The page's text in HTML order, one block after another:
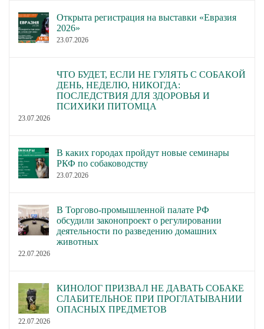
Открыта регистрация на выставки «Евразия
2026»
23.07.2026
ЧТО БУДЕТ, ЕСЛИ НЕ ГУЛЯТЬ С СОБАКОЙ
ДЕНЬ, НЕДЕЛЮ, НИКОГДА:
ПОСЛЕДСТВИЯ ДЛЯ ЗДОРОВЬЯ И
ПСИХИКИ ПИТОМЦА
23.07.2026
В каких городах пройдут новые семинары
РКФ по собаководству
23.07.2026
В Торгово-промышленной палате РФ
обсудили законопроект о регулировании
деятельности по разведению домашних
животных
22.07.2026
КИНОЛОГ ПРИЗВАЛ НЕ ДАВАТЬ СОБАКЕ
СЛАБИТЕЛЬНОЕ ПРИ ПРОГЛАТЫВАНИИ
ОПАСНЫХ ПРЕДМЕТОВ
22.07.2026